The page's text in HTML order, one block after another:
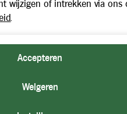
wijzigen of intrekken via ons
.
Accepteren
Weigeren